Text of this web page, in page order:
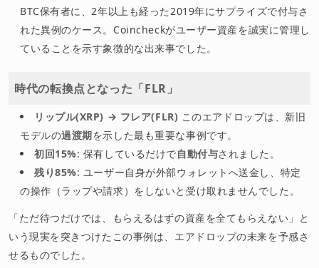
BTC保有者に、2年以上も経った2019年にサプライズで付与さ
れた異例のケース。Coincheckがユーザー資産を誠実に管理し
ていることを示す象徴的な出来事でした。
時代の転換点となった「FLR」
リップル(XRP) → フレア(FLR) このエアドロップは、新旧
モデルの過渡期を示した最も重要な事例です。
初回15%: 保有しているだけで自動付与されました。
残り85%: ユーザー自身が外部ウォレットへ送金し、特定
の操作（ラップや請求）をしないと受け取れませんでした。
「ただ待つだけでは、もらえるはずの資産を全てもらえない」と
いう現実を突きつけたこの事例は、エアドロップの未来を予感さ
せるものでした。